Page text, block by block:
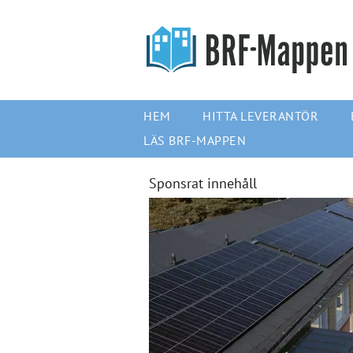
HEM HITTA LEVERANTÖR
LÄS BRF-MAPPEN
Sponsrat innehåll